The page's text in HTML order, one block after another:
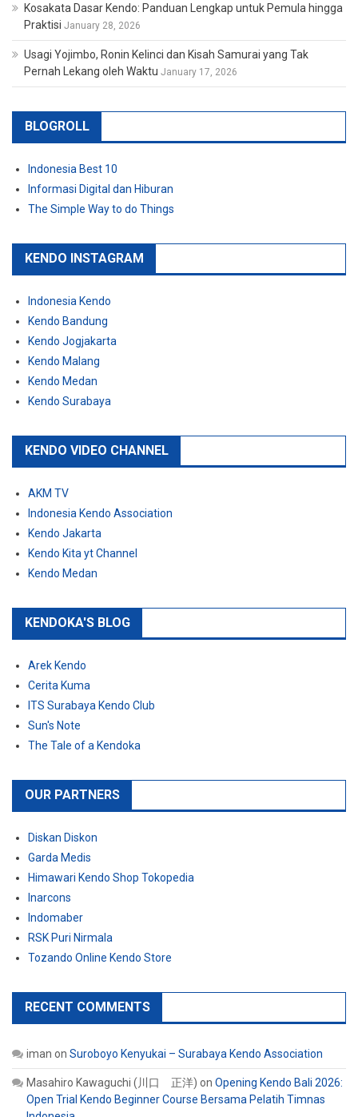
Kosakata Dasar Kendo: Panduan Lengkap untuk Pemula hingga
Praktisi January 28, 2026
Usagi Yojimbo, Ronin Kelinci dan Kisah Samurai yang Tak
Pernah Lekang oleh Waktu January 17, 2026
BLOGROLL
Indonesia Best 10
Informasi Digital dan Hiburan
The Simple Way to do Things
KENDO INSTAGRAM
Indonesia Kendo
Kendo Bandung
Kendo Jogjakarta
Kendo Malang
Kendo Medan
Kendo Surabaya
KENDO VIDEO CHANNEL
AKM TV
Indonesia Kendo Association
Kendo Jakarta
Kendo Kita yt Channel
Kendo Medan
KENDOKA'S BLOG
Arek Kendo
Cerita Kuma
ITS Surabaya Kendo Club
Sun's Note
The Tale of a Kendoka
OUR PARTNERS
Diskan Diskon
Garda Medis
Himawari Kendo Shop Tokopedia
Inarcons
Indomaber
RSK Puri Nirmala
Tozando Online Kendo Store
RECENT COMMENTS
iman on Suroboyo Kenyukai – Surabaya Kendo Association
Masahiro Kawaguchi (川口 正洋) on Opening Kendo Bali 2026:
Open Trial Kendo Beginner Course Bersama Pelatih Timnas